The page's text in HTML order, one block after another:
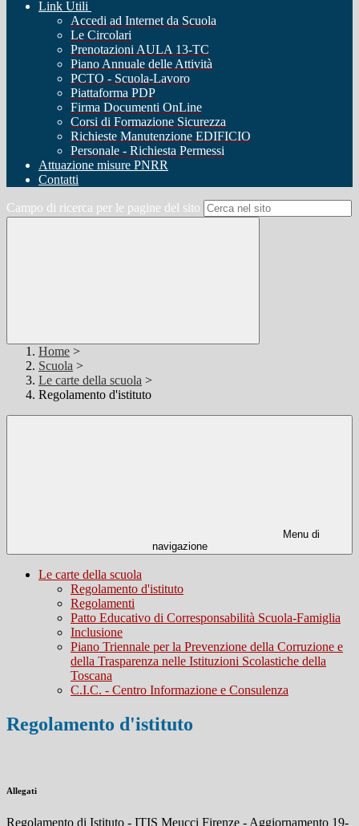
Link Utili
Accedi ad Internet da Scuola
Le Circolari
Prenotazioni AULA 13-TC
Piano Annuale delle Attività
PCTO - Scuola-Lavoro
Piattaforma PDP
Firma Documenti OnLine
Corsi di Formazione Sicurezza
Richieste Manutenzione EDIFICIO
Personale - Richiesta Permessi
Attuazione misure PNRR
Contatti
Campo di ricerca per le pagine del sito
Home >
Scuola >
Le carte della scuola >
Regolamento d'istituto
Menu di
navigazione
Le carte della scuola
Regolamento d'istituto
Regolamenti
Patto Educativo di Corresponsabilità Scuola-Famiglia
Inclusione
Piano Triennale per la Prevenzione della Corruzione e
della Trasparenza nelle Istituzioni Scolastiche della
Toscana
C.I.C. - Centro Informazione e Consulenza
Regolamento d'istituto
Allegati
Regolamento di Istituto - ITIS Meucci Firenze - Aggiornamento 19-